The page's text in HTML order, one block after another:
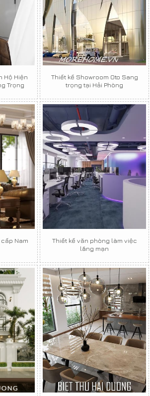
Hộ Hiện
Trọng
Thiết kế Showroom Oto Sang
trọng tại Hải Phòng
Nam
Thiết kế văn phòng làm việc
lãng mạn